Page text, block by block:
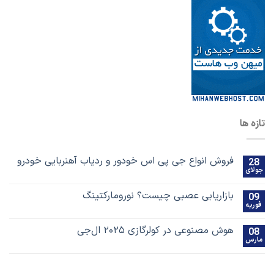
تازه ها
28
جولای
فروش انواع جی پی اس خودور و ردیاب آهنربایی خودرو
09
فوریه
بازاریابی عصبی چیست؟ نورومارکتینگ
08
مارس
هوش مصنوعی در کولرگازی ۲۰۲۵ ال‌جی